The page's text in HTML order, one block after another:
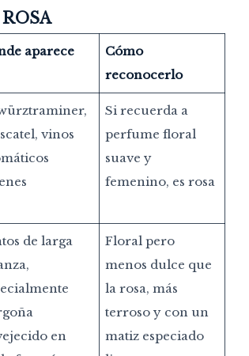
aparece
Cómo
reconocerlo
vinos
Si recuerda a
perfume floral
suave y
femenino, es rosa
de larga
en
Floral pero
menos dulce que
la rosa, más
terroso y con un
matiz especiado